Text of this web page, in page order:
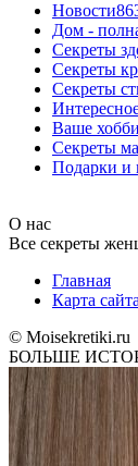
Новости
Дом -
Cекреты
Секреты
Секреты
Ваше хобби
Секреты
Подарки и
О нас
Все секреты
Главная
Карта
© Moisekretiki.ru
БОЛЬШЕ